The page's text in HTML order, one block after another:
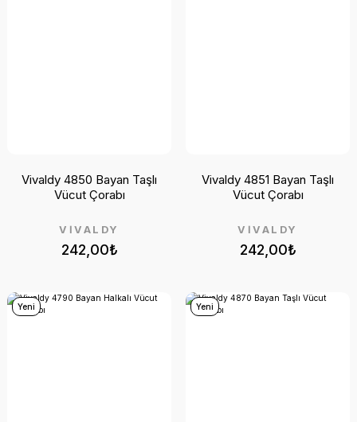
242,00₺
VİVALDY
Vivaldy 4850 Bayan Taşlı
Vücut Çorabı
242,00₺
VİVALDY
Vivaldy 4851 Bayan Taşlı
Vücut Çorabı
Yeni Yeni